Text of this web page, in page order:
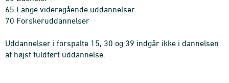
65 Lange videregående uddannelser
70 Forskeruddannelser
Uddannelser i forspalte 15, 30 og 39 indgår ikke i dannelsen
af højst fuldført uddannelse.